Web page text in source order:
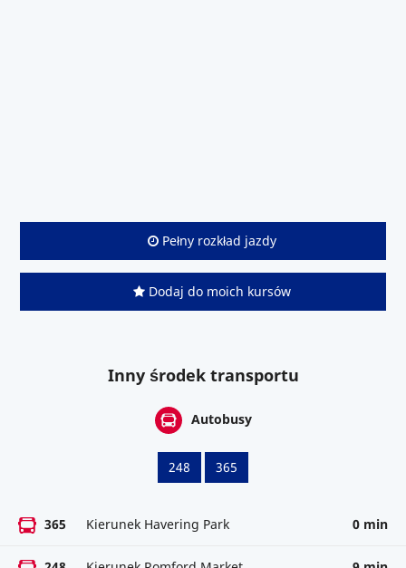
Pełny rozkład jazdy
Dodaj do moich kursów
Inny środek transportu
Autobusy
248 365
365 Kierunek Havering Park 0 min